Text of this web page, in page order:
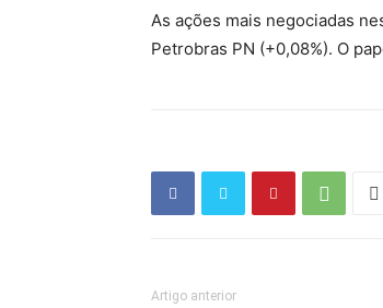
As ações mais negociadas
Petrobras PN (+0,08%). O
Artigo anterior